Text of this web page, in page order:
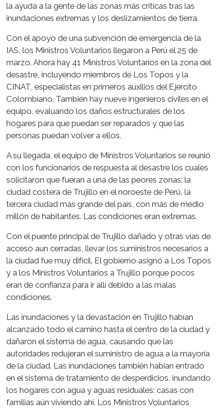
la ayuda a la gente de las zonas más críticas tras las
inundaciones extremas y los deslizamientos de tierra.
Con el apoyo de una subvención de emergencia de la
IAS, los Ministros Voluntarios llegaron a Perú el 25 de
marzo. Ahora hay 41 Ministros Voluntarios en la zona del
desastre, incluyendo miembros de Los Topos y la
CINAT, especialistas en primeros auxilios del Ejercito
Colombiano. También hay nueve ingenieros civiles en el
equipo, evaluando los daños estructurales de los
hogares para que puedan ser reparados y que las
personas puedan volver a ellos.
A su llegada, el equipo de Ministros Voluntarios se reunió
con los funcionarios de respuesta al desastre los cuales
solicitaron que fueran a una de las peores zonas: la
ciudad costera de Trujillo en el noroeste de Perú, la
tercera ciudad más grande del país, con más de medio
millón de habitantes. Las condiciones eran extremas.
Con el puente principal de Trujillo dañado y otras vías de
acceso aun cerradas, llevar los suministros necesarios a
la ciudad fue muy difícil. El gobierno asignó a Los Topos
y a los Ministros Voluntarios a Trujillo porque pocos
eran de confianza para ir allí debido a las malas
condiciones.
Las inundaciones y la devastación en Trujillo habían
alcanzado todo el camino hasta el centro de la ciudad y
dañaron el sistema de agua, causando que las
autoridades redujeran el suministro de agua a la mayoría
de la ciudad. Las inundaciones también habían entrado
en el sistema de tratamiento de desperdicios, inundando
los hogares con agua y aguas residuales: casas con
familias aún viviendo ahí. Los Ministros Voluntarios